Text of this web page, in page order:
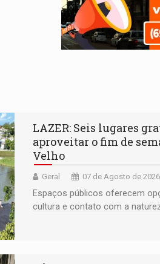
LAZER: Seis lugares
aproveitar o fim de
Velho
Geral 07 de Agosto de
Espaços públicos oferecem
cultura e contato com a